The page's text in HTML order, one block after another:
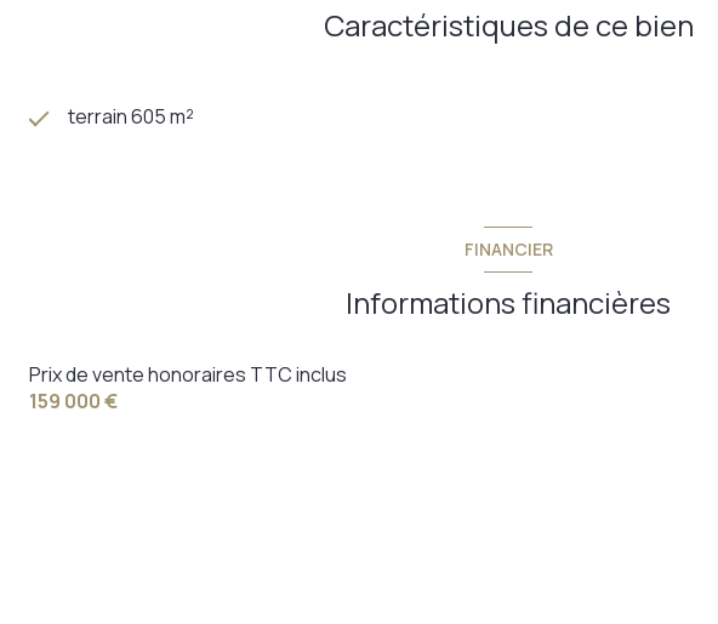
Caractéristiques de ce bien
terrain 605 m²
FINANCIER
Informations financières
Prix de vente honoraires TTC inclus
159 000 €